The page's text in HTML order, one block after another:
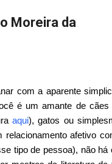
Moreira da
com a aparente
é um amante de cães
aqui), gatos ou
relacionamento afetivo
tipo de pessoa), não há